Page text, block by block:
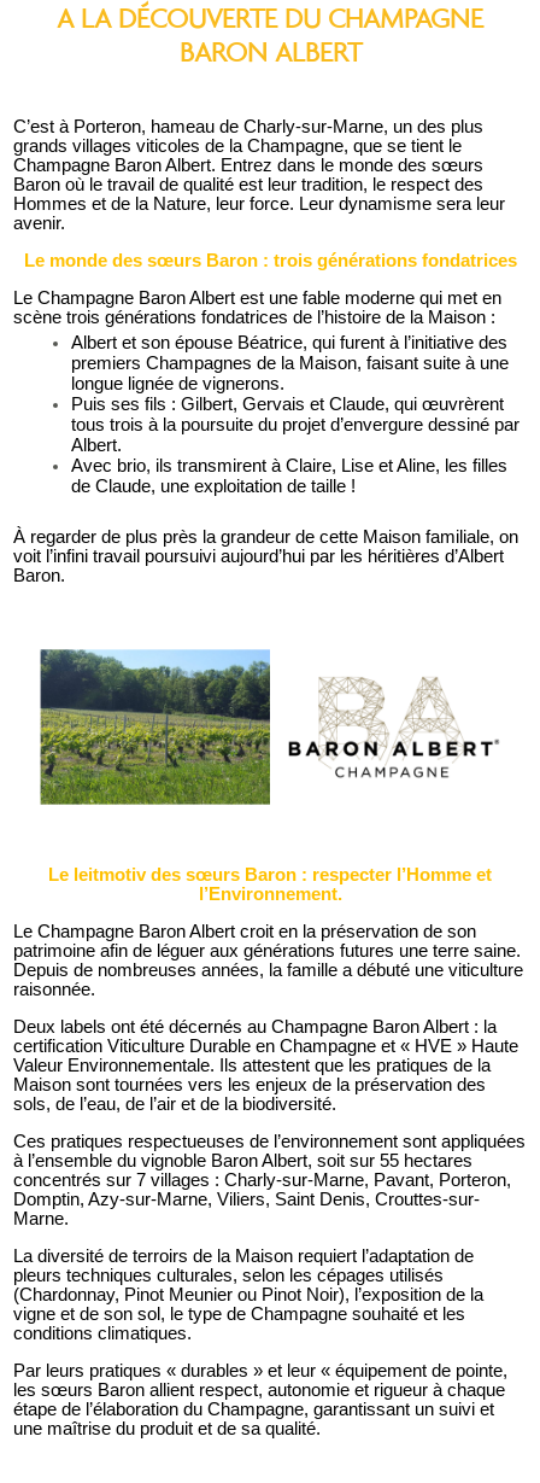
A LA DÉCOUVERTE DU CHAMPAGNE
BARON ALBERT
C’est à Porteron, hameau de Charly-sur-Marne, un des plus
grands villages viticoles de la Champagne, que se tient le
Champagne Baron Albert. Entrez dans le monde des sœurs
Baron où le travail de qualité est leur tradition, le respect des
Hommes et de la Nature, leur force. Leur dynamisme sera leur
avenir.
Le monde des sœurs Baron : trois générations fondatrices
Le Champagne Baron Albert est une fable moderne qui met en
scène trois générations fondatrices de l’histoire de la Maison :
Albert et son épouse Béatrice, qui furent à l’initiative des
premiers Champagnes de la Maison, faisant suite à une
longue lignée de vignerons.
Puis ses fils : Gilbert, Gervais et Claude, qui œuvrèrent
tous trois à la poursuite du projet d’envergure dessiné par
Albert.
Avec brio, ils transmirent à Claire, Lise et Aline, les filles
de Claude, une exploitation de taille !
À regarder de plus près la grandeur de cette Maison familiale, on
voit l’infini travail poursuivi aujourd’hui par les héritières d’Albert
Baron.
Le leitmotiv des sœurs Baron : respecter l’Homme et
l’Environnement.
Le Champagne Baron Albert croit en la préservation de son
patrimoine afin de léguer aux générations futures une terre saine.
Depuis de nombreuses années, la famille a débuté une viticulture
raisonnée.
Deux labels ont été décernés au Champagne Baron Albert : la
certification Viticulture Durable en Champagne et « HVE » Haute
Valeur Environnementale. Ils attestent que les pratiques de la
Maison sont tournées vers les enjeux de la préservation des
sols, de l’eau, de l’air et de la biodiversité.
Ces pratiques respectueuses de l’environnement sont appliquées
à l’ensemble du vignoble Baron Albert, soit sur 55 hectares
concentrés sur 7 villages : Charly-sur-Marne, Pavant, Porteron,
Domptin, Azy-sur-Marne, Viliers, Saint Denis, Crouttes-sur-
Marne.
La diversité de terroirs de la Maison requiert l’adaptation de
pleurs techniques culturales, selon les cépages utilisés
(Chardonnay, Pinot Meunier ou Pinot Noir), l’exposition de la
vigne et de son sol, le type de Champagne souhaité et les
conditions climatiques.
Par leurs pratiques « durables » et leur « équipement de pointe,
les sœurs Baron allient respect, autonomie et rigueur à chaque
étape de l’élaboration du Champagne, garantissant un suivi et
une maîtrise du produit et de sa qualité.